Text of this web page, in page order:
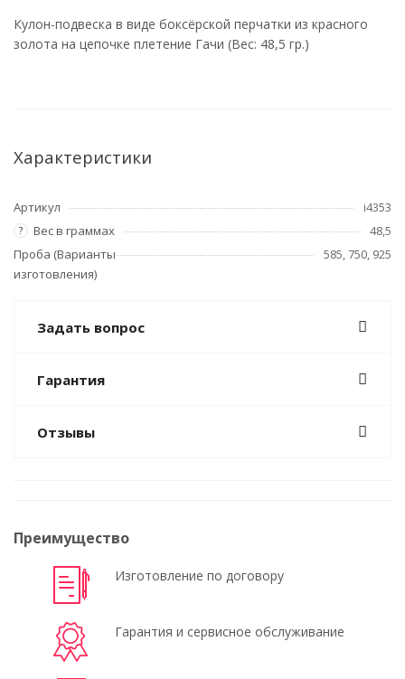
Кулон-подвеска в виде боксёрской перчатки из красного
золота на цепочке плетение Гачи (Вес: 48,5 гр.)
Характеристики
Артикул i4353
? Вес в граммах
48,5
Проба (Варианты
изготовления)
585, 750, 925
Задать вопрос
Гарантия
Отзывы
Преимущество
Изготовление по договору
Гарантия и сервисное обслуживание